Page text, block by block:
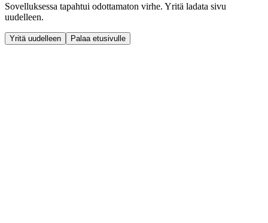
Sovelluksessa tapahtui odottamaton virhe. Yritä ladata sivu
uudelleen.
Yritä uudelleen Palaa etusivulle